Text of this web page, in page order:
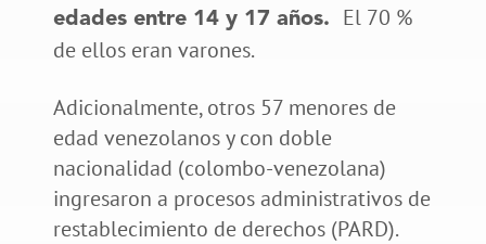
edades entre 14 y 17 años. El 70 %
de ellos eran varones.
Adicionalmente, otros 57 menores de
edad venezolanos y con doble
nacionalidad (colombo-venezolana)
ingresaron a procesos administrativos de
restablecimiento de derechos (PARD).